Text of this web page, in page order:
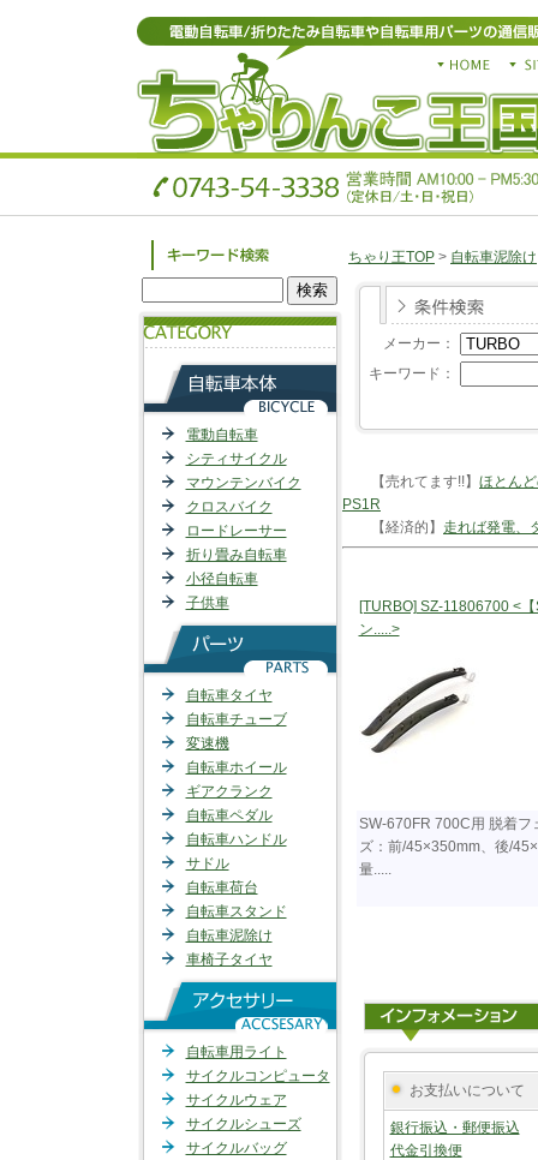
電動自転車
シティサイクル
マウンテンバイク
クロスバイク
ロードレーサー
折り畳み自転車
小径自転車
子供車
自転車タイヤ
自転車チューブ
変速機
自転車ホイール
ギアクランク
自転車ペダル
自転車ハンドル
サドル
自転車荷台
自転車スタンド
自転車泥除け
車椅子タイヤ
自転車用ライト
サイクルコンピュータ
サイクルウェア
サイクルシューズ
サイクルバッグ
ちゃり王TOP > 自転車泥除け
メーカー：
キーワード：
【売れてます!!】 ほとん
PS1R
【経済的】 走れば発電、
[TURBO] SZ-11806700 <
ン.....>
SW-670FR 700C用 脱着フ
ズ：前/45×350mm、後/
量.....
お支払いについて
銀行振込・郵便振込
代金引換便